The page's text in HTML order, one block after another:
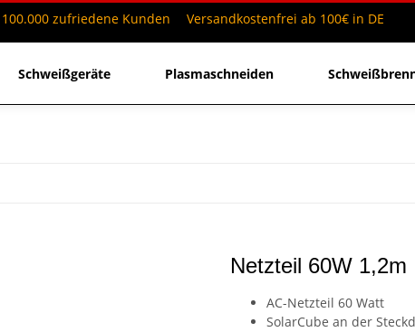
zufriedene Kunden Versandkostenfrei ab 100€ in DE
Schweißgeräte Plasmaschneiden
Netzteil 60W 1,2m
AC-Netzteil 60 Watt
SolarCube an der